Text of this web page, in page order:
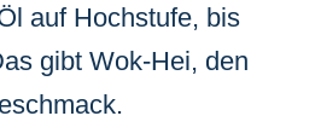
auf Hochstufe, bis
gibt Wok-Hei, den